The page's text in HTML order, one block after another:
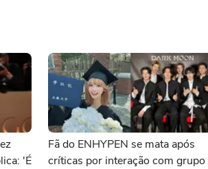
'É
Fã do ENHYPEN se mata após
críticas por interação com grupo